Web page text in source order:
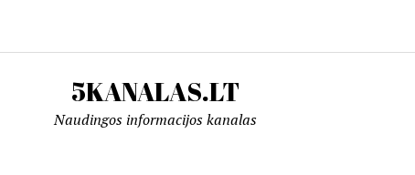
5KANALAS.LT
Naudingos informacijos kanalas